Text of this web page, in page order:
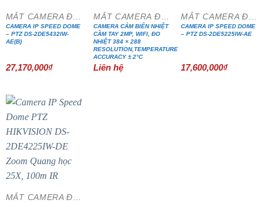
CAMERA IP SPEED DOME
– PTZ DS-2DE5432IW-
AE(B)
27,170,000₫
CAMERA CẢM BIẾN NHIỆT
CẦM TAY 2MP, WIFI, ĐO
NHIỆT 384 × 288
RESOLUTION,TEMPERATURE
ACCURACY ± 2°C
Liên hệ
CAMERA IP SPEED DOME
– PTZ DS-2DE5225IW-AE
17,600,000₫